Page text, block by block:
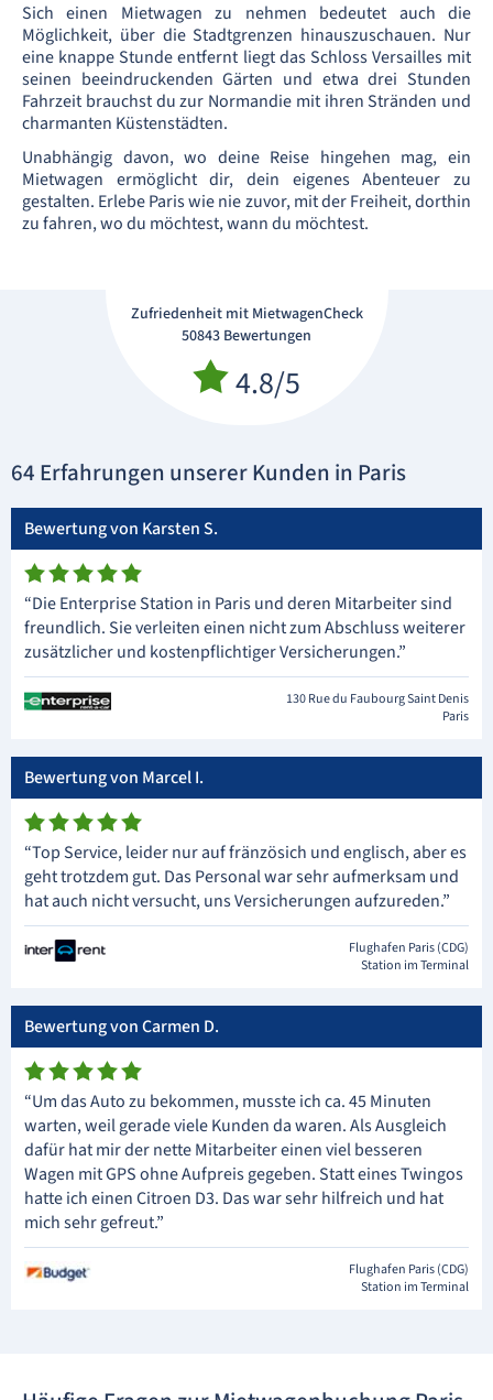
Sich einen Mietwagen zu nehmen bedeutet auch die
Möglichkeit, über die Stadtgrenzen hinauszuschauen. Nur
eine knappe Stunde entfernt liegt das Schloss Versailles mit
seinen beeindruckenden Gärten und etwa drei Stunden
Fahrzeit brauchst du zur Normandie mit ihren Stränden und
charmanten Küstenstädten.
Unabhängig davon, wo deine Reise hingehen mag, ein
Mietwagen ermöglicht dir, dein eigenes Abenteuer zu
gestalten. Erlebe Paris wie nie zuvor, mit der Freiheit, dorthin
zu fahren, wo du möchtest, wann du möchtest.
Zufriedenheit mit MietwagenCheck
50843 Bewertungen
4.8/5
64 Erfahrungen unserer Kunden in Paris
Bewertung von Karsten S.
“Die Enterprise Station in Paris und deren Mitarbeiter sind
freundlich. Sie verleiten einen nicht zum Abschluss weiterer
zusätzlicher und kostenpflichtiger Versicherungen.”
130 Rue du Faubourg Saint Denis
Paris
Bewertung von Marcel I.
“Top Service, leider nur auf fränzösich und englisch, aber es
geht trotzdem gut. Das Personal war sehr aufmerksam und
hat auch nicht versucht, uns Versicherungen aufzureden.”
Flughafen Paris (CDG)
Station im Terminal
Bewertung von Carmen D.
“Um das Auto zu bekommen, musste ich ca. 45 Minuten
warten, weil gerade viele Kunden da waren. Als Ausgleich
dafür hat mir der nette Mitarbeiter einen viel besseren
Wagen mit GPS ohne Aufpreis gegeben. Statt eines Twingos
hatte ich einen Citroen D3. Das war sehr hilfreich und hat
mich sehr gefreut.”
Flughafen Paris (CDG)
Station im Terminal